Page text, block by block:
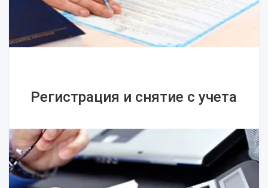
Регистрация и снятие с учета
Регистрация и снятие с учета